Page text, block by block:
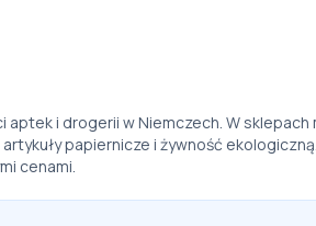
i drogerii w Niemczech. W
papiernicze i żywność
cenami.